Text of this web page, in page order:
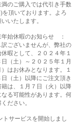
満のご購入では代引き手数
を頂いております。よろ
いたします。
始休暇のお知らせ ：
ございませんが、弊社の
暇として、２０２４年１
日（土）～２０２５年１月
）はお休みとなります。１
日（土）以降にご注文頂き
籍は、１月７日（火）以降
る可能性があります。何
ださい。
サービスを開始しまし